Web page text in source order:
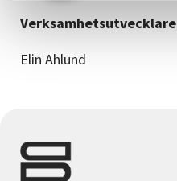
Verksamhetsutvecklare
Elin Ahlund